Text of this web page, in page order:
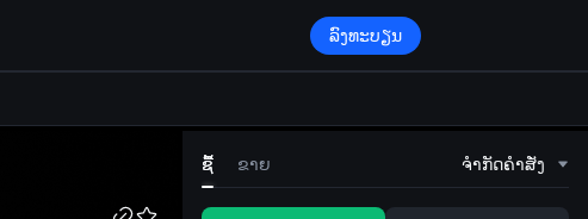
ລົງທະບຽນ
ຊື້ ຂາຍ ຈໍາກັດຄໍາສັ່ງ